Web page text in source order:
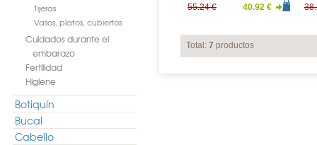
Tijeras
Vasos, platos, cubiertos
Cuidados durante el
embarazo
Fertilidad
Higiene
Botiquín
Bucal
Cabello
55.24 €
40.92 €
Total: 7 productos